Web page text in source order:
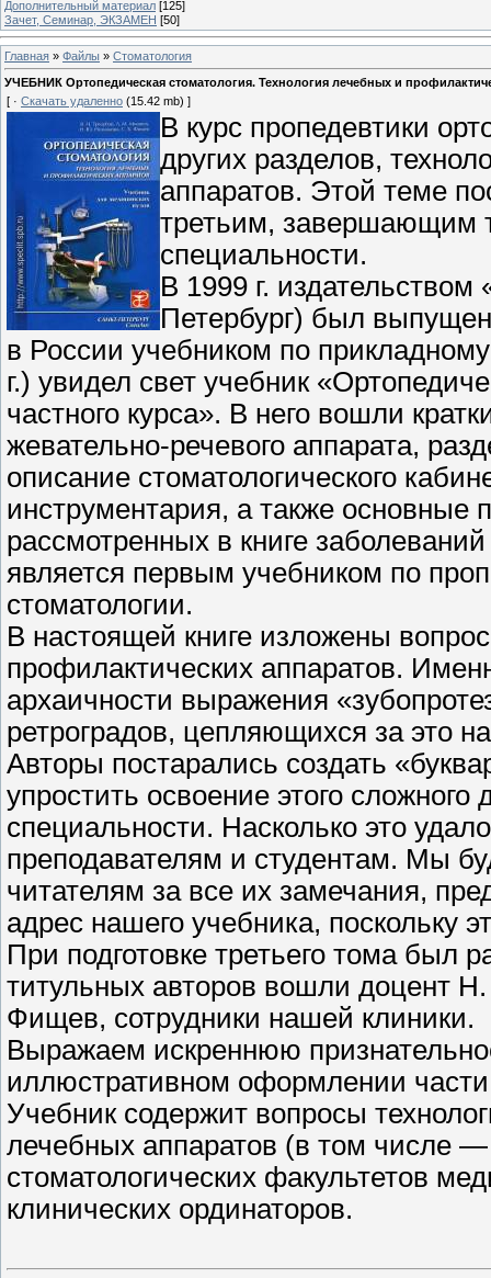
Дополнительный материал [125]
Зачет, Семинар, ЭКЗАМЕН [50]
Главная » Файлы » Стоматология
УЧЕБНИК Ортопедическая стоматология. Технология лечебных и
[ · Скачать удаленно (15.42 mb) ]
В курс пропедевтики
других разделов,
аппаратов. Этой теме
третьим, завершающим
специальности.
В 1999 г.
Петербург) был
в России учебником по
г.) увидел свет учебник
частного курса». В него вошли
жевательно-речевого аппарата,
описание стоматологического
инструментария, а также основные
рассмотренных в книге
является первым учебником по
стоматологии.
В настоящей книге изложены
профилактических аппаратов.
архаичности выражения
ретроградов, цепляющихся за это
Авторы постарались создать
упростить освоение этого
специальности. Насколько это
преподавателям и студентам. Мы
читателям за все их замечания,
адрес нашего учебника, поскольку
При подготовке третьего тома был
титульных авторов вошли доцент
Фищев, сотрудники нашей клиники.
Выражаем искреннюю
иллюстративном оформлении
Учебник содержит вопросы
лечебных аппаратов (в том числе —
стоматологических факультетов
клинических ординаторов.